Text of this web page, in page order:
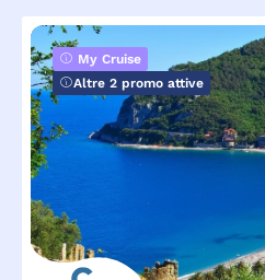
My Cruise
Altre 2 promo attive